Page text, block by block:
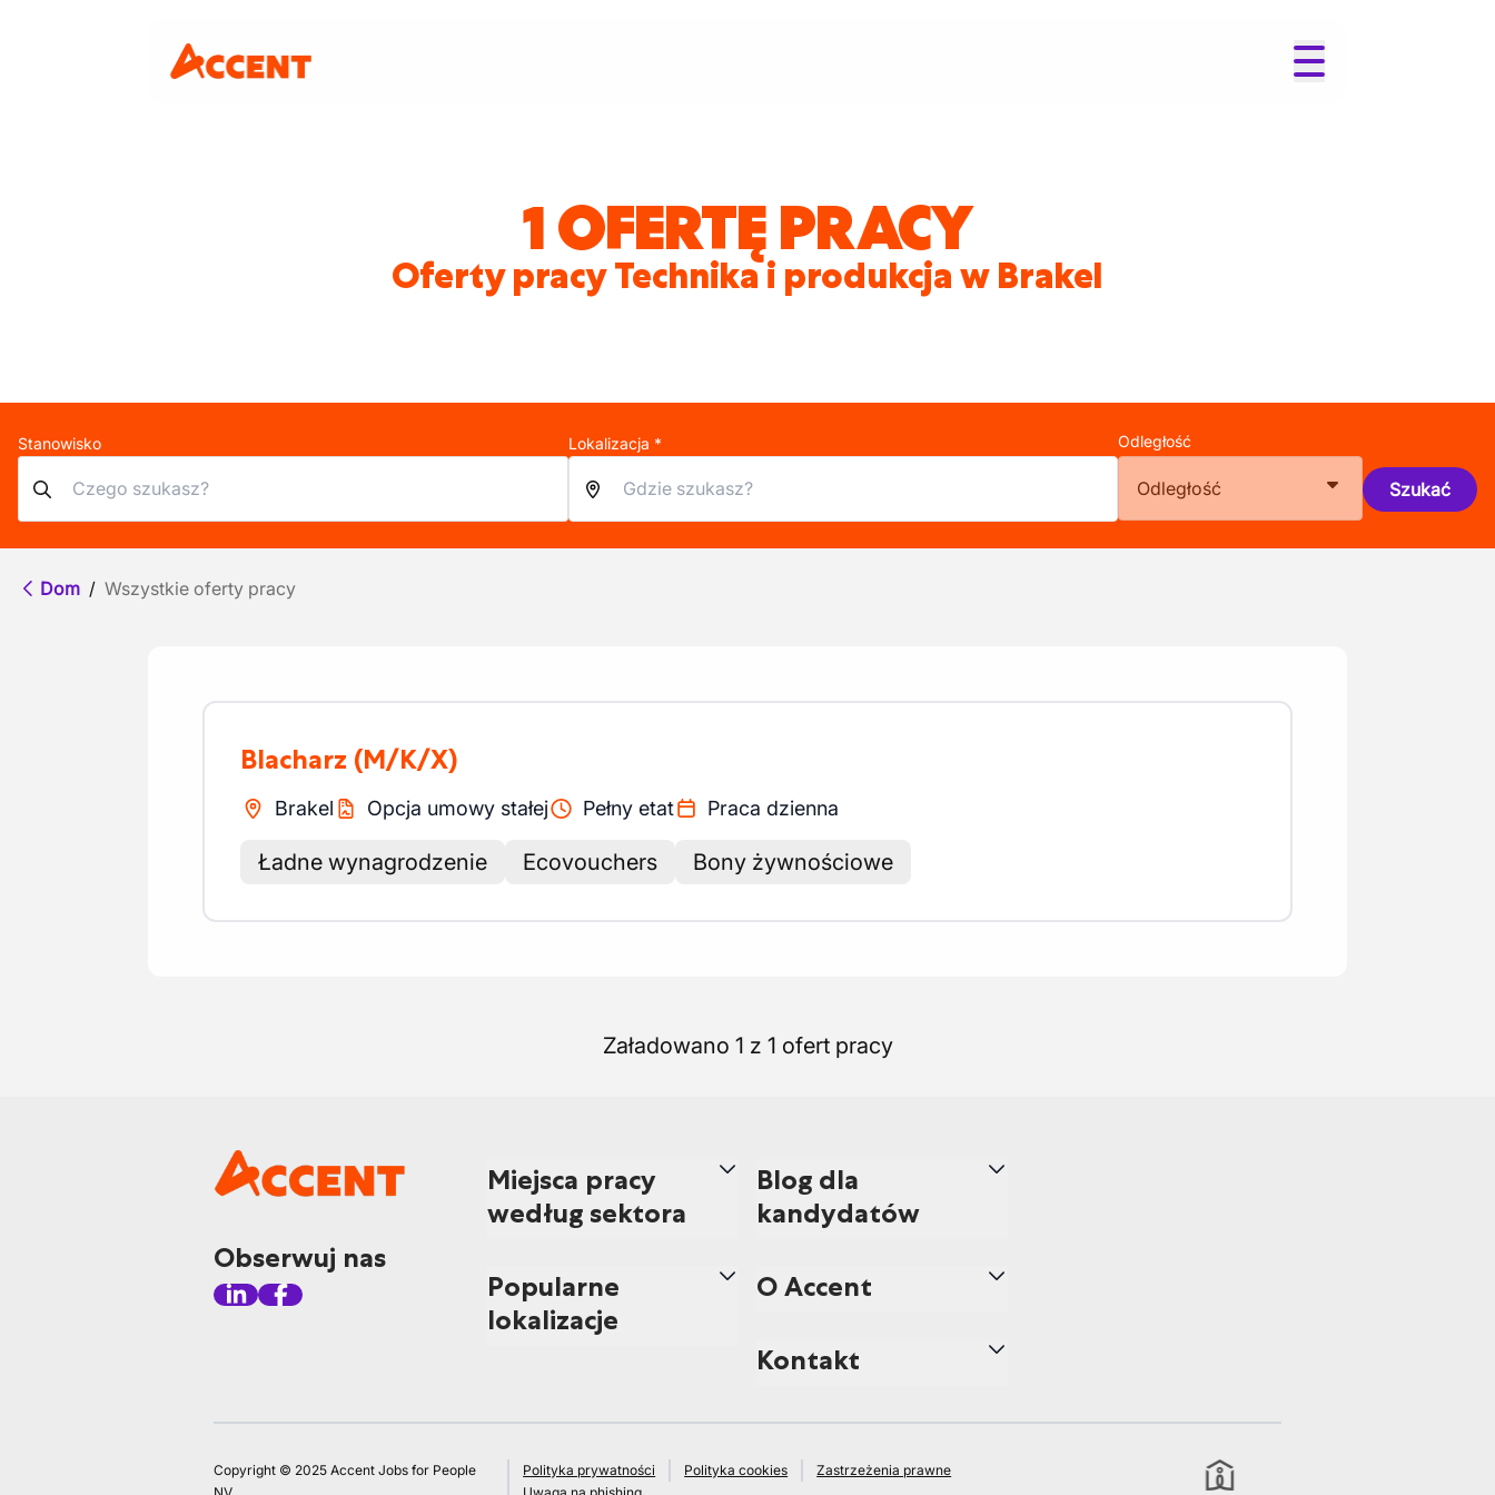
1 OFERTĘ PRACY
Oferty pracy Technika i produkcja w Brakel
Stanowisko Lokalizacja * Odległość
Odległość Szukać
Dom / Wszystkie oferty pracy
Blacharz (M/K/X)
Brakel Opcja umowy stałej Pełny etat Praca dzienna
Ładne wynagrodzenie Ecovouchers Bony żywnościowe
Załadowano 1 z 1 ofert pracy
Obserwuj nas
Miejsca pracy
według sektora
Popularne
lokalizacje
Blog dla
kandydatów
O Accent
Kontakt
Copyright © 2025 Accent Jobs for People
Polityka prywatności Polityka cookies
Zastrzeżenia prawne